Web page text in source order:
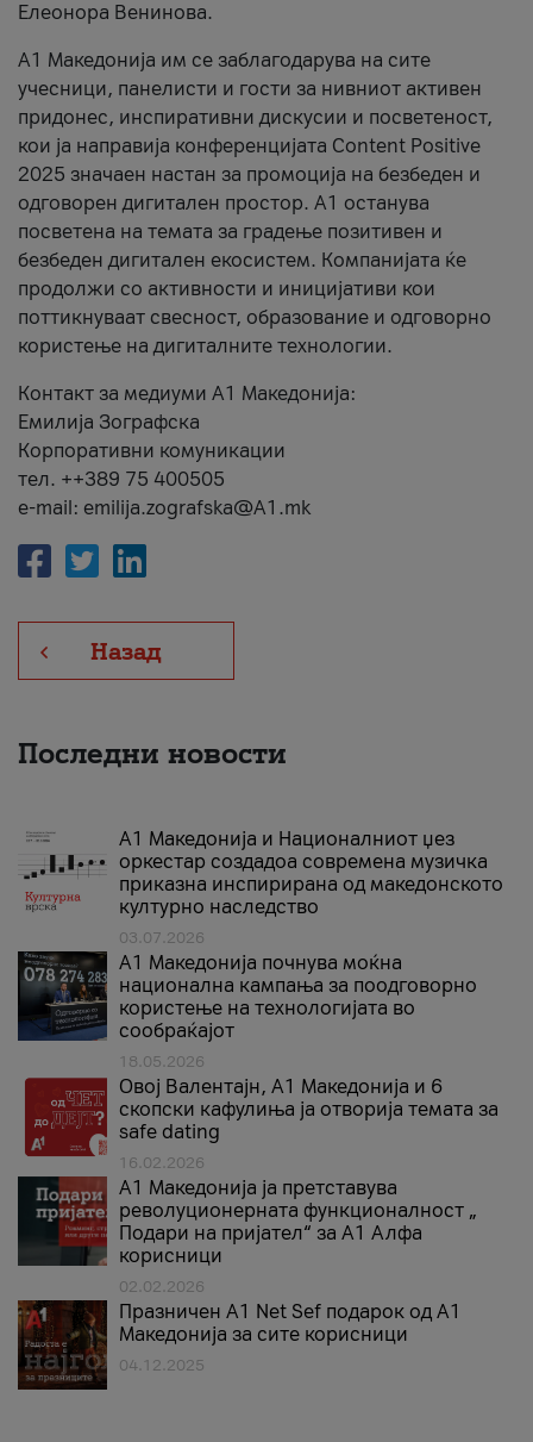
Елеонора Венинова.
А1 Македонија им се заблагодарува на сите
учесници, панелисти и гости за нивниот активен
придонес, инспиративни дискусии и посветеност,
кои ја направија конференцијата Content Positive
2025 значаен настан за промоција на безбеден и
одговорен дигитален простор. А1 останува
посветена на темата за градење позитивен и
безбеден дигитален екосистем. Компанијата ќе
продолжи со активности и иницијативи кои
поттикнуваат свесност, образование и одговорно
користење на дигиталните технологии.
Контакт за медиуми А1 Македонија:
Емилија Зографска
Корпоративни комуникации
тел. ++389 75 400505
e-mail: emilija.zografska@A1.mk
Назад
Последни новости
А1 Македонија и Националниот џез
оркестар создадоа современа музичка
приказна инспирирана од македонското
културно наследство
03.07.2026
A1 Македонија почнува моќна
национална кампања за поодговорно
користење на технологијата во
сообраќајот
18.05.2026
Овој Валентајн, A1 Македонија и 6
скопски кафулиња ја отворија темата за
safe dating
16.02.2026
А1 Македонија ја претставува
револуционерната функционалност „
Подари на пријател“ за А1 Алфа
корисници
02.02.2026
Празничен A1 Net Sеf подарок од А1
Македонија за сите корисници
04.12.2025